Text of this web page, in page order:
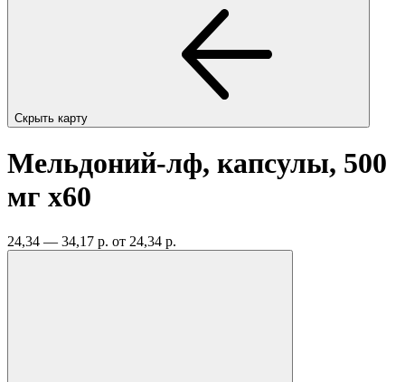
Скрыть карту
Мельдоний-лф, капсулы, 500
мг x60
24,34 — 34,17 р. от 24,34 р.